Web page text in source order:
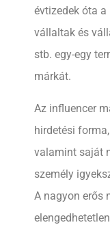
évtizedek óta a
vállaltak és
stb. egy-egy
márkát.
Az influencer
hirdetési
valamint saját
személy
A nagyon erős